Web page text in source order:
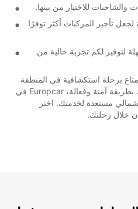
للاختيار من بينها.
تأجير المركبات أكثر توفرًا
لتوفير لكم تجربة خالية من
برحلة استكشافية في المنطقة
أو بحاجة إلى شاحنة لنقل بضائعك بطريقة آمنة وفعالة، Europcar في
مستعدة لخدمتك. اختر